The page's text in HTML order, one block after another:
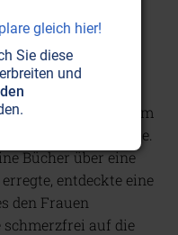
DER MUSIK
- gibt es
Kinder auf diesem
geboren wie heute.
Bücher über eine
entdeckte eine
den Frauen
auf die
gleich hier!
Sie diese
und